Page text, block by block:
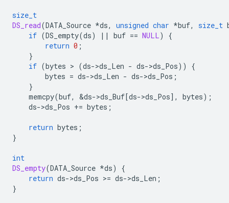
size_t
DS_read(DATA_Source *ds, unsigned char *buf, size_t
if (DS_empty(ds) || buf == NULL)
{
return 0 ;
}
if (bytes > (ds->ds_Len - ds->ds_Pos))
{
bytes = ds->ds_Len - ds->ds_Pos ;
}
memcpy(buf, &ds->ds_Buf[ds->ds_Pos], bytes);
ds->ds_Pos += bytes ;
return bytes ;
}
int
DS_empty(DATA_Source *ds)
{
return ds->ds_Pos >= ds->ds_Len ;
}